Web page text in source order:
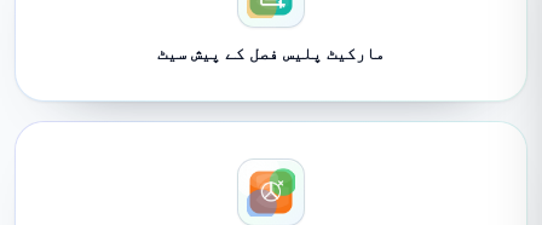
مارکیٹ پلیس فصل کے پیش سیٹ